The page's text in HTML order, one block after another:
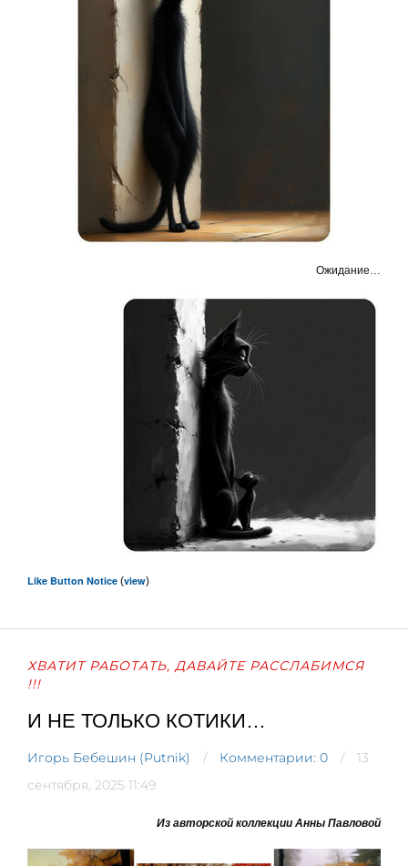
Ожидание…
Like Button Notice (view)
ХВАТИТ РАБОТАТЬ, ДАВАЙТЕ РАССЛАБИМСЯ
!!!
И НЕ ТОЛЬКО КОТИКИ…
Игорь Бебешин (Putnik) Комментарии: 0
13
сентября, 2025 11:49
Из авторской коллекции Анны Павловой